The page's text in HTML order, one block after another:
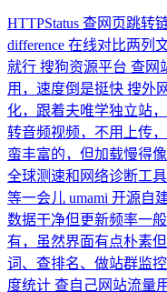
HTTPStatus 查网页跳转
difference 在线对比两列
就行 搜狗资源平台 查网
用，速度倒是挺快 搜外网
化，跟着夫唯学独立站
转音频视频，不用上传
蛮丰富的，但加载慢得
全球测速和网络诊断工
等一会儿 umami 开源自
数据干净但更新频率一般
有，虽然界面有点朴素
词、查排名、做站群监
度统计 查自己网站流量